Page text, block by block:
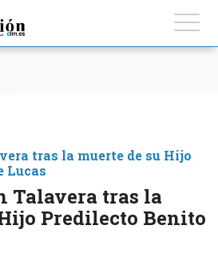
tras la muerte de su Hijo
Lucas
Talavera tras la
Predilecto Benito